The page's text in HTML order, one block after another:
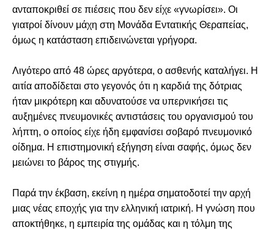
ανταποκριθεί σε πιέσεις που δεν είχε «γνωρίσει». Οι
γιατροί δίνουν μάχη στη Μονάδα Εντατικής Θεραπείας,
όμως η κατάσταση επιδεινώνεται γρήγορα.
Λιγότερο από 48 ώρες αργότερα, ο ασθενής καταλήγει. Η
αιτία αποδίδεται στο γεγονός ότι η καρδιά της δότριας
ήταν μικρότερη και αδυνατούσε να υπερνικήσει τις
αυξημένες πνευμονικές αντιστάσεις του οργανισμού του
λήπτη, ο οποίος είχε ήδη εμφανίσει σοβαρό πνευμονικό
οίδημα. Η επιστημονική εξήγηση είναι σαφής, όμως δεν
μειώνει το βάρος της στιγμής.
Παρά την έκβαση, εκείνη η ημέρα σηματοδοτεί την αρχή
μιας νέας εποχής για την ελληνική ιατρική. Η γνώση που
αποκτήθηκε, η εμπειρία της ομάδας και η τόλμη της